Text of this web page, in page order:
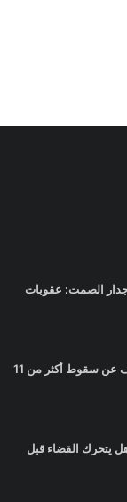
الصمت: عقوبات
مجزرة في الجنوب: مصادر تكشف عن سقوط أكثر من 11
يتحرك القضاء قبل